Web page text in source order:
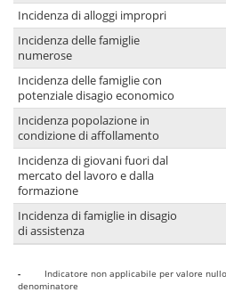
Incidenza di alloggi impropri
Incidenza delle famiglie
numerose
Incidenza delle famiglie con
potenziale disagio economico
Incidenza popolazione in
condizione di affollamento
Incidenza di giovani fuori dal
mercato del lavoro e dalla
formazione
Incidenza di famiglie in disagio
di assistenza
-
Indicatore non applicabile per valore
denominatore